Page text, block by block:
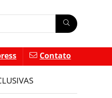
Contato